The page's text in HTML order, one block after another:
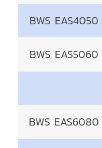
BWS EAS4050
BWS EAS5060
BWS EAS6080